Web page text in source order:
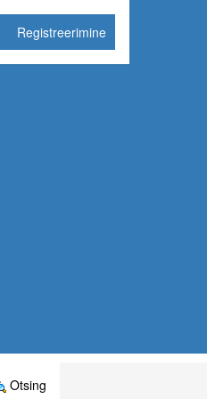
Registreerimine
Otsing